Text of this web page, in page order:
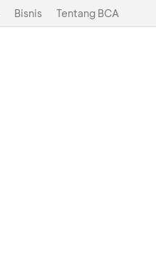
Bisnis Tentang BCA